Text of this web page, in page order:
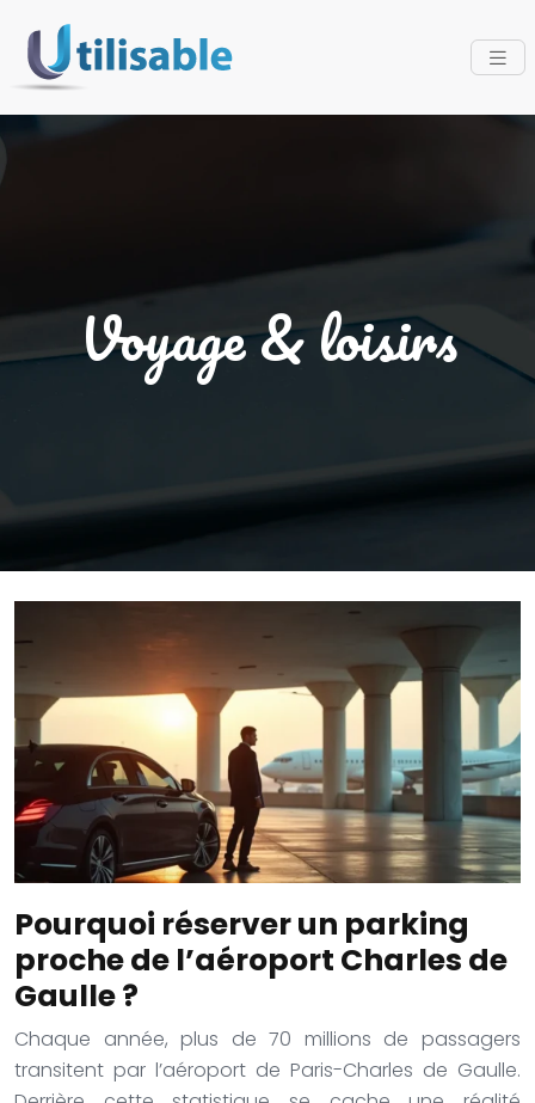
Voyage & loisirs
Pourquoi réserver un parking
proche de l’aéroport Charles de
Gaulle ?
Chaque année, plus de 70 millions de passagers
transitent par l’aéroport de Paris-Charles de Gaulle.